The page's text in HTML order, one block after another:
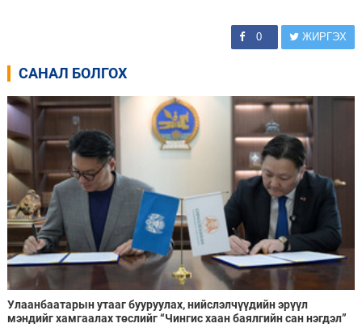
0 ЖИРГЭХ
САНАЛ БОЛГОХ
Улаанбаатарын утааг бууруулах, нийслэлчүүдийн эрүүл
мэндийг хамгаалах төслийг “Чингис хаан баялгийн сан нэгдэл”